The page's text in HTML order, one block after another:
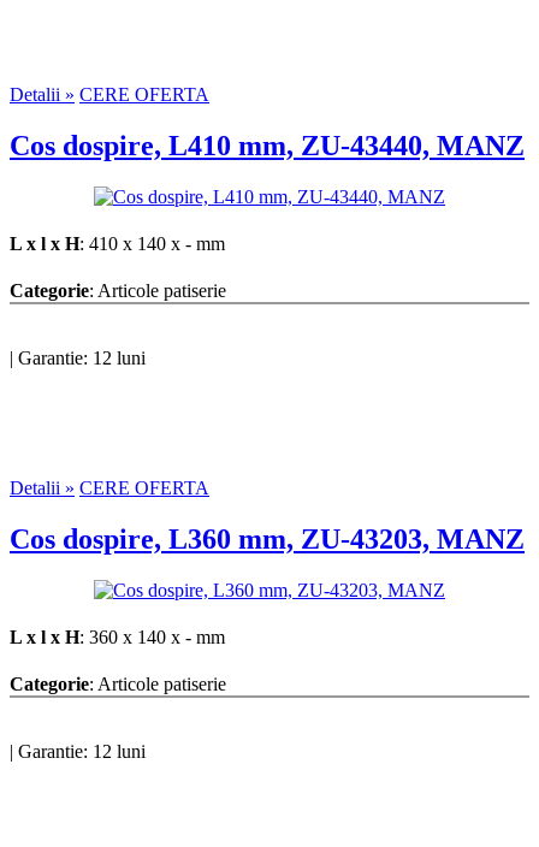
Detalii » CERE OFERTA
Cos dospire, L410 mm, ZU-43440, MANZ
L x l x H: 410 x 140 x - mm
Categorie: Articole patiserie
| Garantie: 12 luni
Detalii » CERE OFERTA
Cos dospire, L360 mm, ZU-43203, MANZ
L x l x H: 360 x 140 x - mm
Categorie: Articole patiserie
| Garantie: 12 luni